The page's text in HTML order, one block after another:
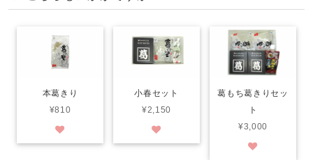
本葛きり
¥810
小春セット
¥2,150
葛もち葛きりセッ
ト
¥3,000